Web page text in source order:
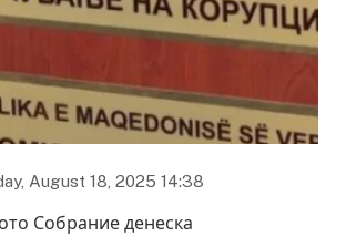
August 18, 2025 14:38
Собрание денеска